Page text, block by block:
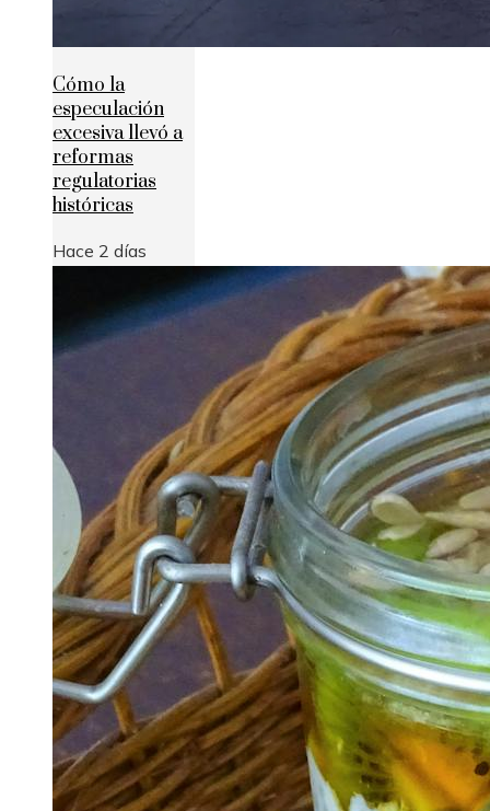
Cómo la
especulación
excesiva llevó a
reformas
regulatorias
históricas
Hace 2 días